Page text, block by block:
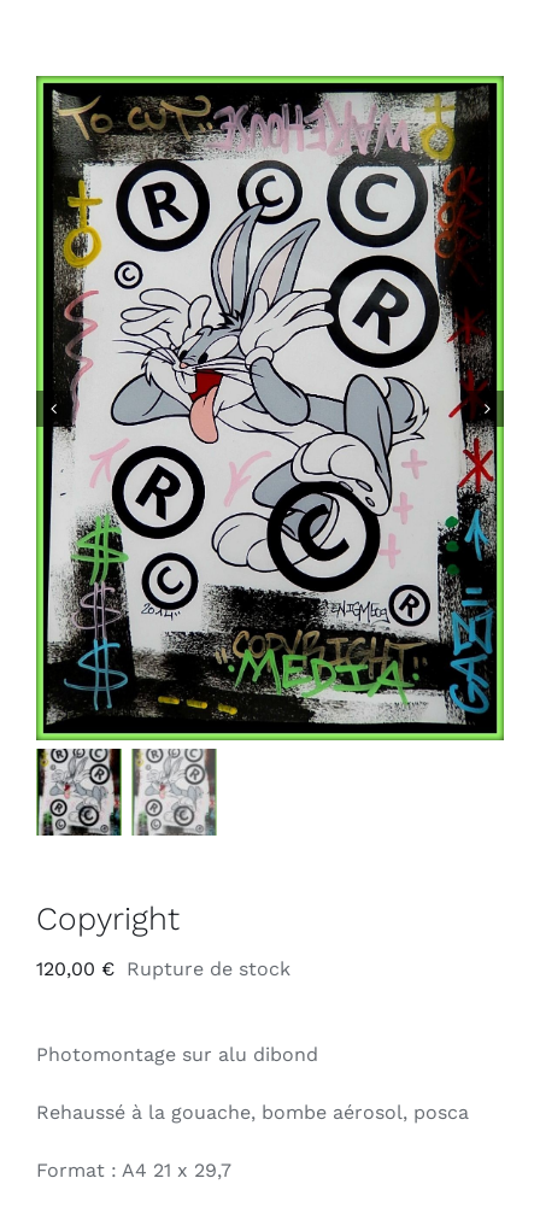
Copyright
120,00 € Rupture de stock
Photomontage sur alu dibond
Rehaussé à la gouache, bombe aérosol, posca
Format : A4 21 x 29,7